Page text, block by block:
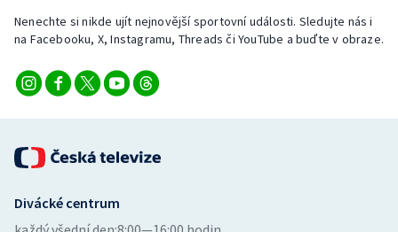
Nenechte si nikde ujít nejnovější sportovní události. Sledujte nás i
na Facebooku, X, Instagramu, Threads či YouTube a buďte v obraze.
Divácké centrum